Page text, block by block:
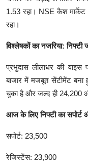
1.53 रहा। NSE कैश
रहा।
विश्लेषकों का नजरिया:
प्रभुदास लीलाधर की वाइस
बाजार में मजबूत सेंटीमेंट
चुका है और जल्द ही 24,200
आज के लिए निफ्टी का सपोर्ट
सपोर्ट: 23,500
रेजिस्टेंस: 23,900